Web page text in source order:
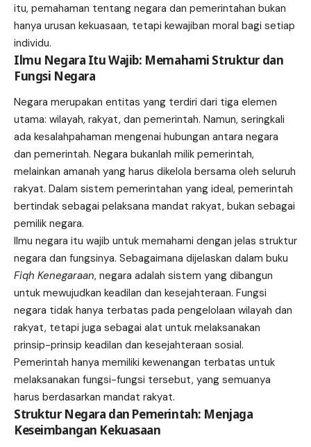
itu, pemahaman tentang negara dan pemerintahan bukan
hanya urusan kekuasaan, tetapi kewajiban moral bagi setiap
individu.
Ilmu Negara Itu Wajib: Memahami Struktur dan
Fungsi Negara
Negara merupakan entitas yang terdiri dari tiga elemen
utama: wilayah, rakyat, dan pemerintah. Namun, seringkali
ada kesalahpahaman mengenai hubungan antara negara
dan pemerintah. Negara bukanlah milik pemerintah,
melainkan amanah yang harus dikelola bersama oleh seluruh
rakyat. Dalam sistem pemerintahan yang ideal, pemerintah
bertindak sebagai pelaksana mandat rakyat, bukan sebagai
pemilik negara.
Ilmu negara itu wajib untuk memahami dengan jelas struktur
negara dan fungsinya. Sebagaimana dijelaskan dalam buku
Fiqh Kenegaraan, negara adalah sistem yang dibangun
untuk mewujudkan keadilan dan kesejahteraan. Fungsi
negara tidak hanya terbatas pada pengelolaan wilayah dan
rakyat, tetapi juga sebagai alat untuk melaksanakan
prinsip-prinsip keadilan dan kesejahteraan sosial.
Pemerintah hanya memiliki kewenangan terbatas untuk
melaksanakan fungsi-fungsi tersebut, yang semuanya
harus berdasarkan mandat rakyat.
Struktur Negara dan Pemerintah: Menjaga
Keseimbangan Kekuasaan